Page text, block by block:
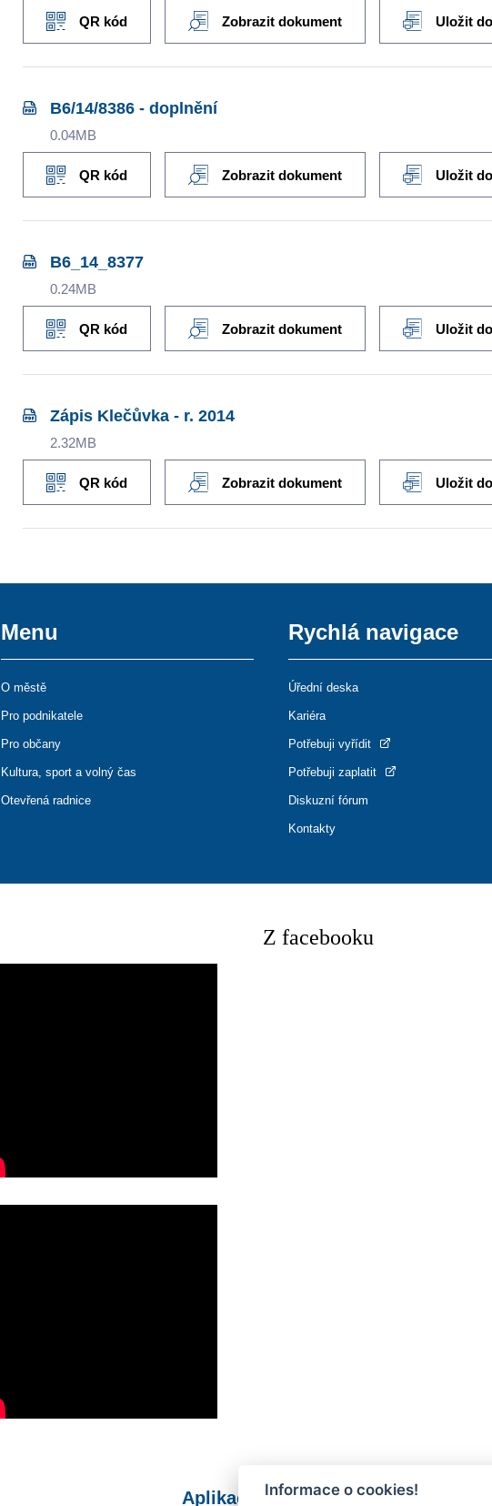
QR kód Zobrazit dokument Uložit
B6/14/8386 - doplnění
0.04MB
QR kód Zobrazit dokument Uložit
B6_14_8377
0.24MB
QR kód Zobrazit dokument Uložit
Zápis Klečůvka - r. 2014
2.32MB
QR kód Zobrazit dokument Uložit
Menu
O městě
Pro podnikatele
Pro občany
Kultura, sport a volný čas
Otevřená radnice
Rychlá navigace
Úřední deska
Kariéra
Potřebuji vyřídit
Potřebuji zaplatit
Diskuzní fórum
Kontakty
Z facebooku
Aplikace Mobilní rozhlas
Informace o cookies!